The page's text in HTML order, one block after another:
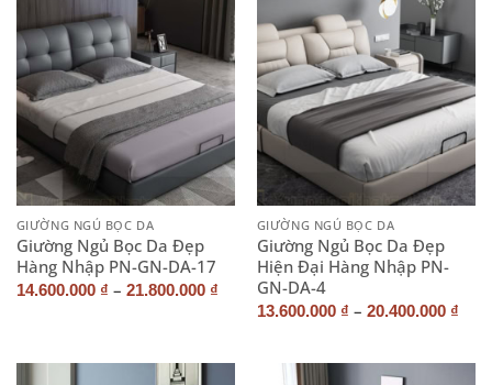
GIƯỜNG NGỦ BỌC DA
Giường Ngủ Bọc Da Đẹp
Hàng Nhập PN-GN-DA-17
14.600.000 ₫ – 21.800.000 ₫
GIƯỜNG NGỦ BỌC DA
Giường Ngủ Bọc Da Đẹp
Hiện Đại Hàng Nhập PN-
GN-DA-4
13.600.000 ₫ – 20.400.000 ₫